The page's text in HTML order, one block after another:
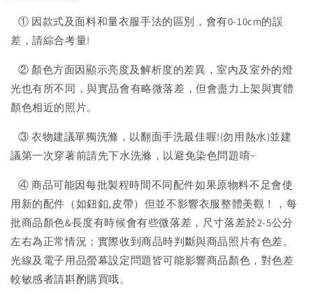
① 因款式及面料和量衣服手法的區別，會有0-10cm的誤
差，請綜合考量!
② 顏色方面因顯示亮度及解析度的差異，室內及室外的燈
光也有所不同，與實品會有略微落差，但會盡力上架與實體
顏色相近的照片。
③ 衣物建議單獨洗滌，以翻面手洗最佳喔!(勿用熱水)並建
議第一次穿著前請先下水洗滌，以避免染色問題唷~
④ 商品可能因每批製程時間不同配件如果原物料不足會使
用新的配件（如鈕釦,皮帶）但並不影響衣服整體美觀！，每
批商品顏色&長度有時候會有些微落差，尺寸落差於2-5公分
左右為正常情況；實際收到商品時判斷與商品照片有色差。
光線及電子用品螢幕設定問題皆可能影響商品顏色，對色差
較敏感者請斟酌購買哦。